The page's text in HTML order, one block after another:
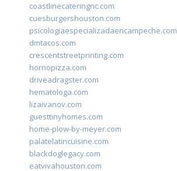
coastlinecateringnc.com
cuesburgershouston.com
psicologiaespecializadaencampeche.com
dmtacos.com
crescentstreetprinting.com
hornopizza.com
driveadragster.com
hematologa.com
lizaivanov.com
guesttinyhomes.com
home-plow-by-meyer.com
palatelatincuisine.com
blackdoglegacy.com
eatvivahouston.com